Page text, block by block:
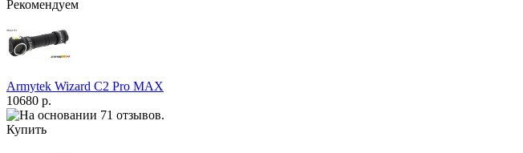
Рекомендуем
Armytek Wizard С2 Pro MAX
10680 р.
Купить